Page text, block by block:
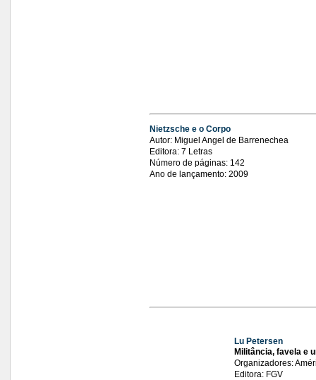
Nietzsche e o Corpo
Autor: Miguel Angel de Barrenechea
Editora: 7 Letras
Número de páginas: 142
Ano de lançamento: 2009
Lu Petersen
Militância, favela e
Organizadores:
Editora: FGV